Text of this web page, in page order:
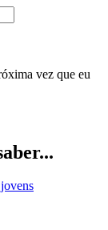
vez que eu